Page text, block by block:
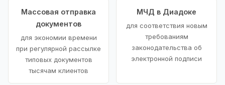
Массовая отправка
документов
для экономии времени
при регулярной рассылке
типовых документов
тысячам клиентов
МЧД в Диадоке
для соответствия новым
требованиям
законодательства об
электронной подписи